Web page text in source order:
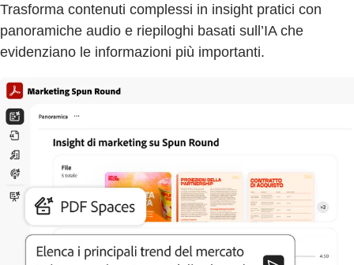
Trasforma contenuti complessi in insight pratici con
panoramiche audio e riepiloghi basati sull’IA che
evidenziano le informazioni più importanti.